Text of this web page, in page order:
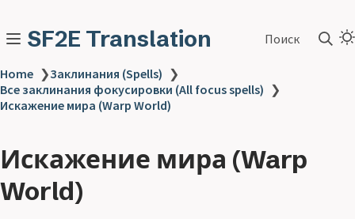
SF2E Translation Поиск
Home ❯Заклинания (Spells) ❯
Все заклинания фокусировки (All focus spells) ❯
Искажение мира (Warp World)
Искажение мира (Warp
World)